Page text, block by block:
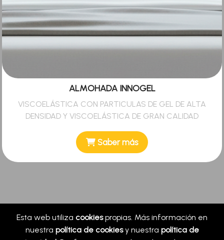
Esta web utiliza cookiespropias. Más información en
nuestra política de cookiesy nuestra política de
ALMOHADA INNOGEL
VISCOELÁSTICA CON PARTICULAS DE GEL DE ALTA
DENSIDAD Y VISCOELÁSTICA DE GRAN CALIDAD
Saber más